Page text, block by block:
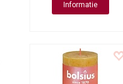
Informatie